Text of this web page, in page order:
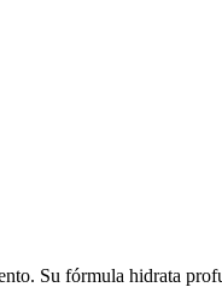
Su fórmula hidrata